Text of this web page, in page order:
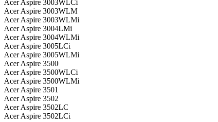
Acer Aspire 3003WLCi
Acer Aspire 3003WLM
Acer Aspire 3003WLMi
Acer Aspire 3004LMi
Acer Aspire 3004WLMi
Acer Aspire 3005LCi
Acer Aspire 3005WLMi
Acer Aspire 3500
Acer Aspire 3500WLCi
Acer Aspire 3500WLMi
Acer Aspire 3501
Acer Aspire 3502
Acer Aspire 3502LC
Acer Aspire 3502LCi